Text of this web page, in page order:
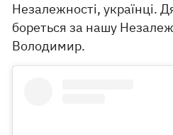
Незалежності, українці.
бореться за нашу
Володимир.